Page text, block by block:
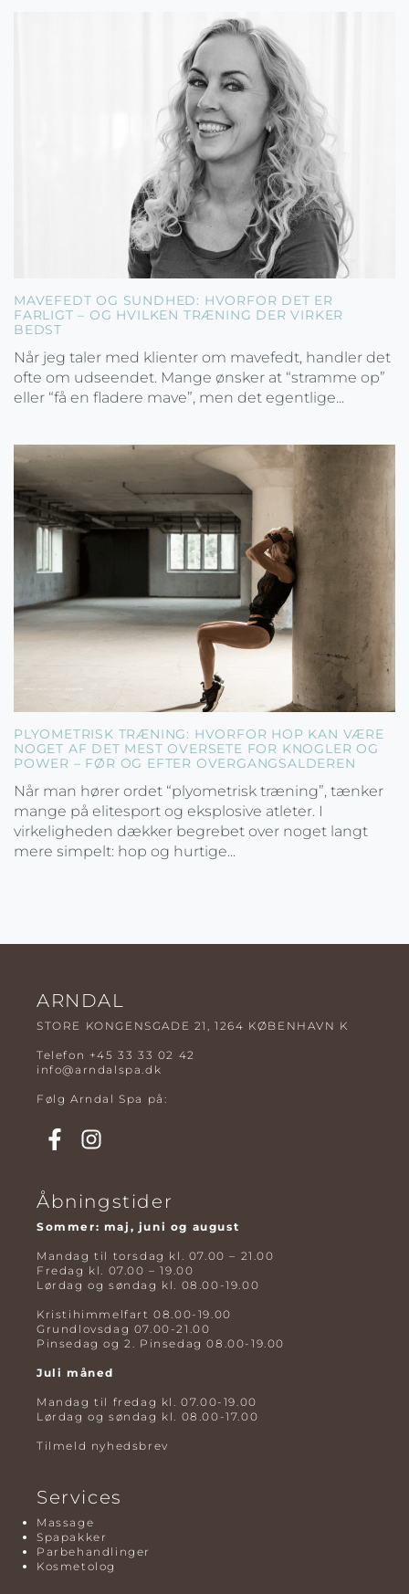
MAVEFEDT OG SUNDHED: HVORFOR DET ER
FARLIGT – OG HVILKEN TRÆNING DER VIRKER
BEDST
Når jeg taler med klienter om mavefedt, handler det
ofte om udseendet. Mange ønsker at “stramme op”
eller “få en fladere mave”, men det egentlige...
PLYOMETRISK TRÆNING: HVORFOR HOP KAN VÆRE
NOGET AF DET MEST OVERSETE FOR KNOGLER OG
POWER – FØR OG EFTER OVERGANGSALDEREN
Når man hører ordet “plyometrisk træning”, tænker
mange på elitesport og eksplosive atleter. I
virkeligheden dækker begrebet over noget langt
mere simpelt: hop og hurtige...
ARNDAL
STORE KONGENSGADE 21, 1264 KØBENHAVN K
Telefon +45 33 33 02 42
info@arndalspa.dk
Følg Arndal Spa på:
Åbningstider
Sommer: maj, juni og august
Mandag til torsdag kl. 07.00 – 21.00
Fredag kl. 07.00 – 19.00
Lørdag og søndag kl. 08.00-19.00
Kristihimmelfart 08.00-19.00
Grundlovsdag 07.00-21.00
Pinsedag og 2. Pinsedag 08.00-19.00
Juli måned
Mandag til fredag kl. 07.00-19.00
Lørdag og søndag kl. 08.00-17.00
Tilmeld nyhedsbrev
Services
Massage
Spapakker
Parbehandlinger
Kosmetolog